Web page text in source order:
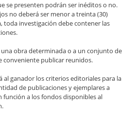
se presenten podrán ser inéditos o no.
no deberá ser menor a treinta (30)
toda investigación debe contener las
una obra determinada o a un conjunto de
conveniente publicar reunidos.
al ganador los criterios editoriales para la
de publicaciones y ejemplares a
función a los fondos disponibles al